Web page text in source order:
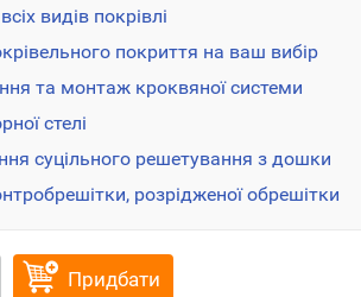
видів покрівлі
покриття на ваш вибір
та монтаж кроквяної системи
стелі
суцільного решетування з дошки
розрідженої обрешітки
Придбати